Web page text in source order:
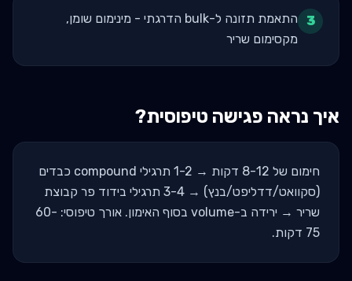
3
התאמת תזונה ל-bulk הדרגתי - מינימום שומן,
מקסימום שריר
איך נראה פגישה טיפוסית?
חימום של 8-12 דקות → 1-2 תרגילי compound כבדים
(סקוואט/דדליפט/בנץ) → 3-4 תרגילי בידוד פר קבוצת
שריר → ירידה ב-volume בסוף האימון. אורך טיפוסי: 60-
75 דקות.